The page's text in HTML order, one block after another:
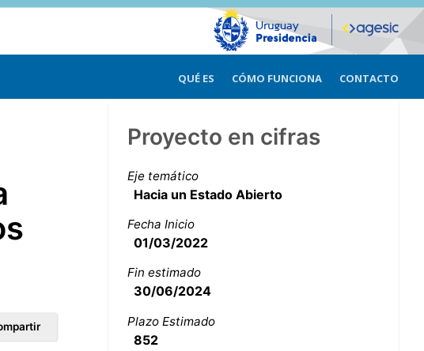
QUÉ ES CÓMO FUNCIONA CONTACTO
Proyecto en cifras
Eje temático
Hacia un Estado Abierto
Fecha Inicio
01/03/2022
Fin estimado
30/06/2024
Plazo Estimado
852